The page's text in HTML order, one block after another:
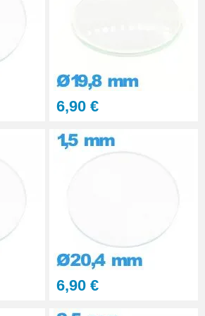
PolyWatch anti rayure verre
6,90 €
6,90 €